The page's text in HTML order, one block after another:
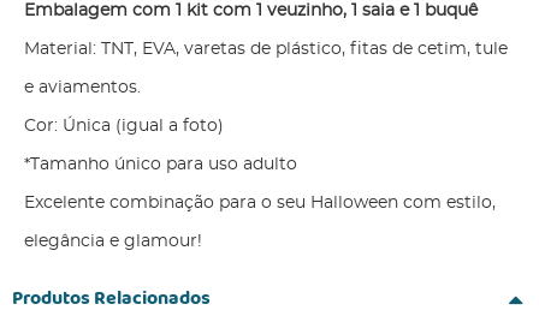
Embalagem com 1 kit com 1 veuzinho, 1 saia e 1 buquê
Material: TNT, EVA, varetas de plástico, fitas de cetim, tule
e aviamentos.
Cor: Única (igual a foto)
*Tamanho único para uso adulto
Excelente combinação para o seu Halloween com estilo,
elegância e glamour!
Produtos Relacionados